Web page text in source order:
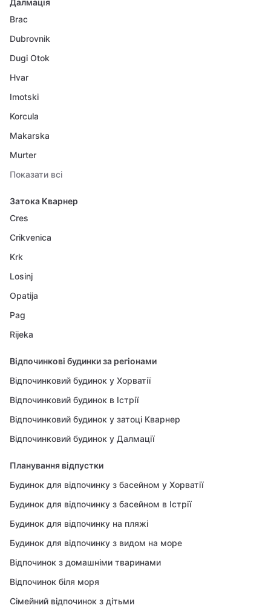
Далмація
Brac
Dubrovnik
Dugi Otok
Hvar
Imotski
Korcula
Makarska
Murter
Показати всі
Затока Кварнер
Cres
Crikvenica
Krk
Losinj
Opatija
Pag
Rijeka
Відпочинкові будинки за регіонами
Відпочинковий будинок у Хорватії
Відпочинковий будинок в Істрії
Відпочинковий будинок у затоці Кварнер
Відпочинковий будинок у Далмації
Планування відпустки
Будинок для відпочинку з басейном у Хорватії
Будинок для відпочинку з басейном в Істрії
Будинок для відпочинку на пляжі
Будинок для відпочинку з видом на море
Відпочинок з домашніми тваринами
Відпочинок біля моря
Сімейний відпочинок з дітьми